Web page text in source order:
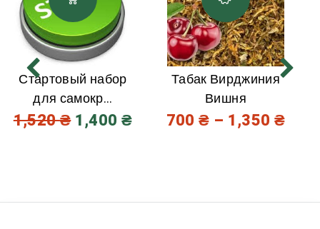
Стартовый набор
для самокр...
1,520₴ 1,400 ₴
Табак Вирджиния
Вишня
700₴ – 1,350 ₴